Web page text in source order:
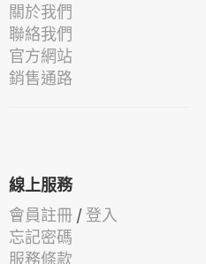
關於我們
聯絡我們
官方網站
銷售通路
線上服務
會員註冊 / 登入
忘記密碼
服務條款